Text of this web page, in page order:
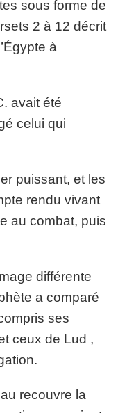
sous forme de
2 à 12 décrit
à
avait été
celui qui
puissant, et les
rendu vivant
au combat, puis
différente
a comparé
ses
ceux de Lud ,
recouvre la